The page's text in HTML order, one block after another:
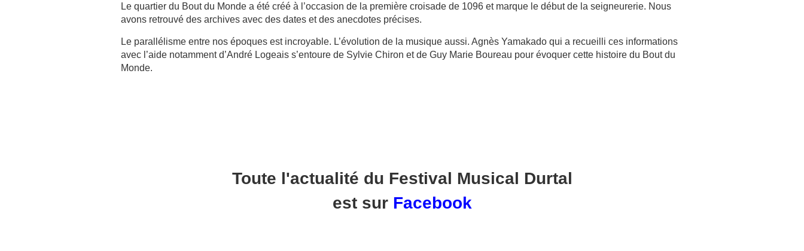
Le quartier du Bout du Monde a été créé à l’occasion de la première croisade de 1096 et marque le début de la seigneurerie. Nous
avons retrouvé des archives avec des dates et des anecdotes précises.
Le parallélisme entre nos époques est incroyable. L’évolution de la musique aussi. Agnès Yamakado qui a recueilli ces informations
avec l’aide notamment d’André Logeais s’entoure de Sylvie Chiron et de Guy Marie Boureau pour évoquer cette histoire du Bout du
Monde.
Toute l'actualité du Festival Musical Durtal
est sur Facebook